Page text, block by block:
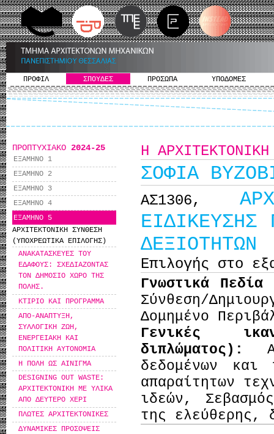
ΠΡΟΦΙΛ ΣΠΟΥΔΕΣ ΠΡΟΣΩΠΑ ΥΠΟΔΟΜΕΣ
ΠΡΟΠΤΥΧΙΑΚΟ 2024-25
ΕΞΑΜΗΝΟ 1
ΕΞΑΜΗΝΟ 2
ΕΞΑΜΗΝΟ 3
ΕΞΑΜΗΝΟ 4
ΕΞΑΜΗΝΟ 5
ΑΡΧΙΤΕΚΤΟΝΙΚΗ ΣΥΝΘΕΣΗ
(ΥΠΟΧΡΕΩΤΙΚΑ ΕΠΙΛΟΓΗΣ)
ΑΝΑΚΑΤΑΣΚΕΥΕΣ ΤΟΥ
ΕΔΑΦΟΥΣ: ΣΧΕΔΙΑΖΟΝΤΑΣ
ΤΟΝ ΔΗΜΟΣΙΟ ΧΩΡΟ ΤΗΣ
ΠΟΛΗΣ.
ΚΤΙΡΙΟ ΚΑΙ ΠΡΟΓΡΑΜΜΑ
ΑΠΟ-ΑΝΑΠΤΥΞΗ,
ΣΥΛΛΟΓΙΚΗ ΖΩΗ,
ΕΝΕΡΓΕΙΑΚΗ ΚΑΙ
ΠΟΛΙΤΙΚΗ ΑΥΤΟΝΟΜΙΑ
Η ΠΟΛΗ ΩΣ ΑΙΝΙΓΜΑ
DESIGNING OUT WASTE:
ΑΡΧΙΤΕΚΤΟΝΙΚΗ ΜΕ ΥΛΙΚΑ
ΑΠΟ ΔΕΥΤΕΡΟ ΧΕΡΙ
ΠΛΩΤΕΣ ΑΡΧΙΤΕΚΤΟΝΙΚΕΣ
ΔΥΝΑΜΙΚΕΣ ΠΡΟΣΟΨΕΙΣ
Η
ΣΟΦΙΑ
ΑΣ1306,
ΕΙΔΙΚΕΥΣΗΣ
ΔΕΞΙΟΤΗΤΩΝ
Επιλογής στο
Γνωστικά
Σύνθεση/
Δομημένο
Γενικές
διπλώματος):
δεδομένων
απαραίτητων
ιδεών,
της ελεύθερης,